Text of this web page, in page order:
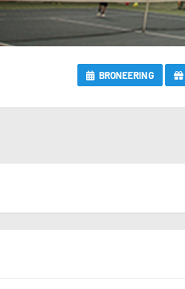
BRONEERING